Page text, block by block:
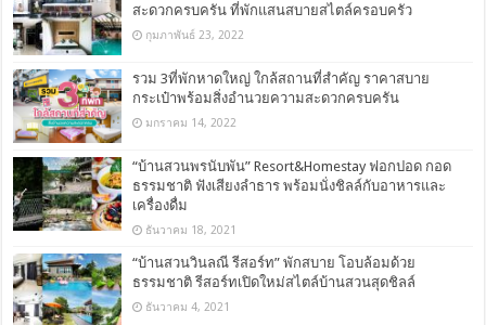
สะดวกครบครัน ที่พักแสนสบายสไตล์ครอบครัว
กุมภาพันธ์ 23, 2022
รวม 3ที่พักหาดใหญ่ ใกล้สถานที่สำคัญ ราคาสบาย
กระเป๋าพร้อมสิ่งอำนวยความสะดวกครบครัน
มกราคม 14, 2022
“บ้านสวนพรนับพัน” Resort&Homestay ฟอกปอด กอด
ธรรมชาติ ฟังเสียงลำธาร พร้อมนั่งชิลล์กับอาหารและ
เครื่องดื่ม
ธันวาคม 18, 2021
“บ้านสวนวินลณี รีสอร์ท” พักสบาย โอบล้อมด้วย
ธรรมชาติ รีสอร์ทเปิดใหม่สไตล์บ้านสวนสุดชิลล์
ธันวาคม 4, 2021